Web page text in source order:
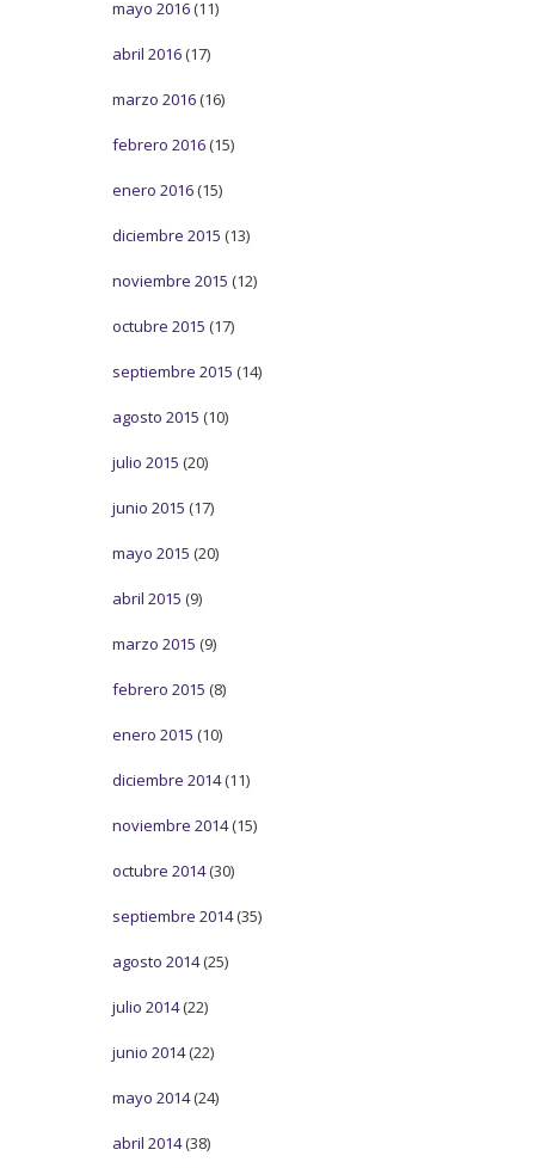
mayo 2016 (11)
abril 2016 (17)
marzo 2016 (16)
febrero 2016 (15)
enero 2016 (15)
diciembre 2015 (13)
noviembre 2015 (12)
octubre 2015 (17)
septiembre 2015 (14)
agosto 2015 (10)
julio 2015 (20)
junio 2015 (17)
mayo 2015 (20)
abril 2015 (9)
marzo 2015 (9)
febrero 2015 (8)
enero 2015 (10)
diciembre 2014(11)
noviembre 2014(15)
octubre 2014(30)
septiembre 2014(35)
agosto 2014(25)
julio 2014(22)
junio 2014(22)
mayo 2014(24)
abril 2014(38)